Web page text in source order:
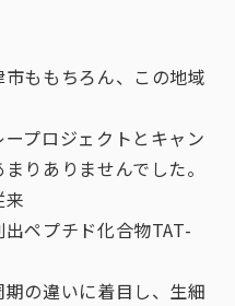
ももちろん、この地域
プロジェクトとキャン
りありませんでした。
来
出ペプチド化合物TAT-
期の違いに着目し、生細